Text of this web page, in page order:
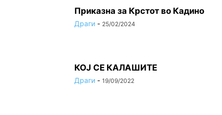
Приказна за Крстот во Кадино
Драги - 25/02/2024
КОЈ СЕ КАЛАШИТЕ
Драги - 19/09/2022